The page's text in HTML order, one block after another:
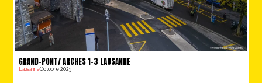
GRAND-PONT/ ARCHES 1-3 LAUSANNE
LausanneOctobre 2023